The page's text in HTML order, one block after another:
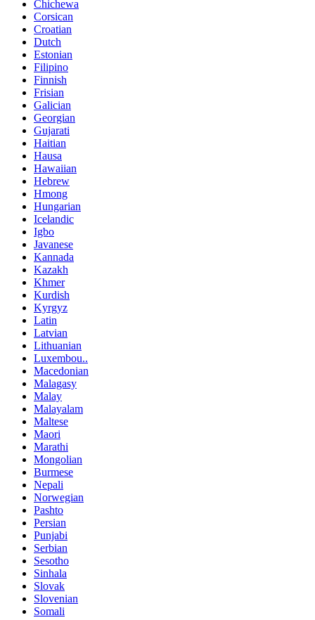
Chichewa
Corsican
Croatian
Dutch
Estonian
Filipino
Finnish
Frisian
Galician
Georgian
Gujarati
Haitian
Hausa
Hawaiian
Hebrew
Hmong
Hungarian
Icelandic
Igbo
Javanese
Kannada
Kazakh
Khmer
Kurdish
Kyrgyz
Latin
Latvian
Lithuanian
Luxembou..
Macedonian
Malagasy
Malay
Malayalam
Maltese
Maori
Marathi
Mongolian
Burmese
Nepali
Norwegian
Pashto
Persian
Punjabi
Serbian
Sesotho
Sinhala
Slovak
Slovenian
Somali